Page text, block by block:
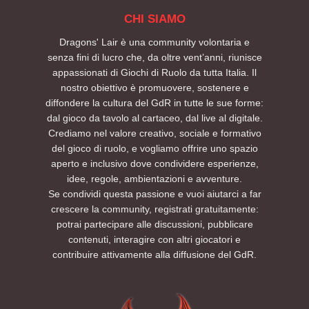
molto legato all'area conosciuta come la
Tenda Tolkien, attorno cui è stato costruito il
programma quest'anno con il fine di
intrecciare letteratura, mito, ecologia,
fumetto, poesia, filosofia e performance in un
unico spazio culturale. Saranno infatti
presenti molti laboratori e attività didattiche
molto interessanti.
Degno di nota per i membri di D'L che
vorranno parteciparvi è il padiglione
nominato Tenda dei Giochi (The Riddle Pit).
Quest'area è dedicata alle attività di gioco,
dove esperti e neofiti potranno cimentarsi in
sessioni multi-tavolo, partecipare a workshop
tematici, provare nuovi giochi in apposite
sessioni dimostrative, chiacchierare e
divertirsi.
Puoi partecipare da solo, con amici o con il
tuo gruppo: penseremo noi a organizzare i
tavoli e a farvi entrare subito nell’atmosfera.
La sessione sarà singola e autoconclusiva,
quindi non è necessario aver partecipato ad
altri eventi AETERNIS per godersi la storia
dall’inizio alla fine.
Per ulteriori informazioni consultate la
sezione FAQ di questo evento. Per esigenze
particolari è possibile contattarci tramite i
nostri canali social.
Non vediamo l’ora di vedervi lì.
Preparatevi a tirare l’iniziativa: tra tortelli,
colline e oscurità… la missione sta per
cominciare.
PRENOTA UN POSTO AL TAVOLO SUL NOSTRO
ed eventi futuri, seguite AETERNIS sui social e
CHI SIAMO
Dragons' Lair è una community volontaria e
senza fini di lucro che, da oltre vent’anni, riunisce
appassionati di Giochi di Ruolo da tutta Italia. Il
nostro obiettivo è promuovere, sostenere e
diffondere la cultura del GdR in tutte le sue forme:
dal gioco da tavolo al cartaceo, dal live al digitale.
Crediamo nel valore creativo, sociale e formativo
del gioco di ruolo, e vogliamo offrire uno spazio
aperto e inclusivo dove condividere esperienze,
idee, regole, ambientazioni e avventure.
Se condividi questa passione e vuoi aiutarci a far
crescere la community, registrati gratuitamente:
potrai partecipare alle discussioni, pubblicare
contenuti, interagire con altri giocatori e
contribuire attivamente alla diffusione del GdR.